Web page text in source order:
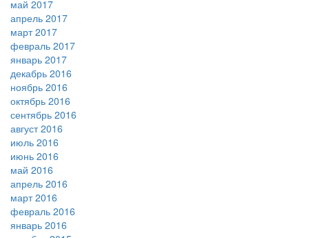
май 2017
апрель 2017
март 2017
февраль 2017
январь 2017
декабрь 2016
ноябрь 2016
октябрь 2016
сентябрь 2016
август 2016
июль 2016
июнь 2016
май 2016
апрель 2016
март 2016
февраль 2016
январь 2016